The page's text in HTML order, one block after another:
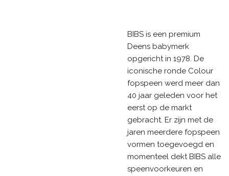
BIBS is een premium
Deens babymerk
opgericht in 1978. De
iconische ronde Colour
fopspeen werd meer dan
40 jaar geleden voor het
eerst op de markt
gebracht. Er zijn met de
jaren meerdere fopspeen
vormen toegevoegd en
momenteel dekt BIBS alle
speenvoorkeuren en